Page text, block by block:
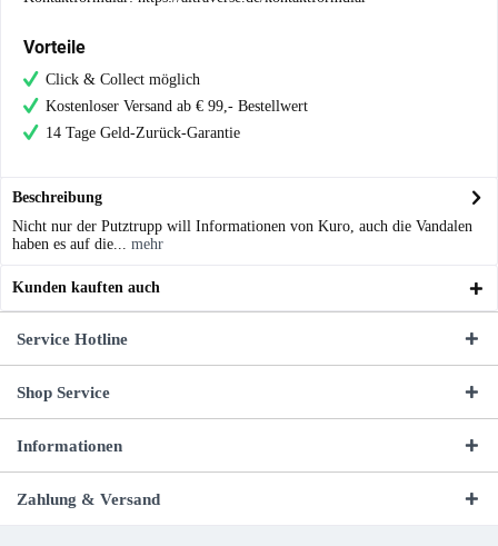
Vorteile
Click & Collect möglich
Kostenloser Versand ab € 99,- Bestellwert
14 Tage Geld-Zurück-Garantie
Beschreibung
Nicht nur der Putztrupp will Informationen von Kuro, auch die Vandalen
haben es auf die... mehr
Kunden kauften auch
Service Hotline
Shop Service
Informationen
Zahlung & Versand